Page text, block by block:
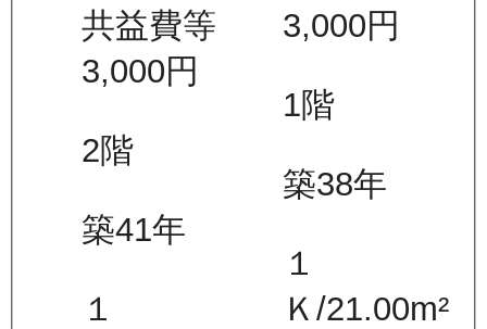
共益費等
3,000円
2階
築41年
１
3,000円
1階
築38年
１
Ｋ /21.00m²